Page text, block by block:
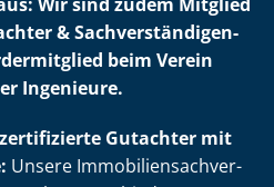
& Sach­ver­stän­di­gen­
beim Verein
Ingenieure.
Gutachter mit
Unsere Im­mo­bi­li­en­sach­ver­